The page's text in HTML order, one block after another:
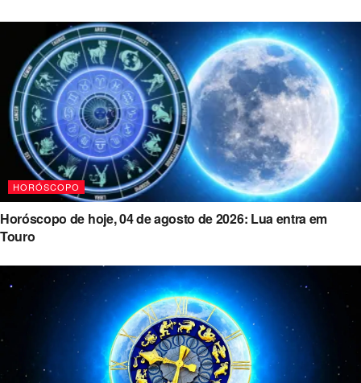
HORÓSCOPO
Horóscopo de hoje, 04 de agosto de 2026: Lua entra em
Touro